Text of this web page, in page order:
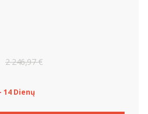
2 246,97 €
14 Dienų